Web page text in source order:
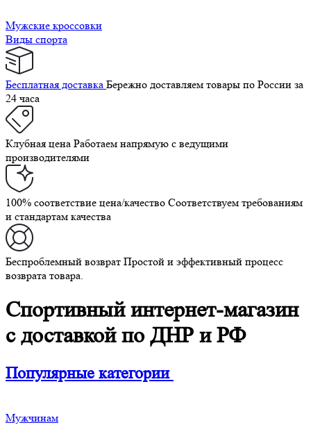
Мужские кроссовки
Виды спорта
Бесплатная доставка Бережно доставляем товары по России за
24 часа
Клубная цена Работаем напрямую с ведущими
производителями
100% соответствие цена/качество Соответствуем требованиям
и стандартам качества
Беспроблемный возврат Простой и эффективный процесс
возврата товара.
Спортивный интернет-магазин
с доставкой по ДНР и РФ
Популярные категории
Мужчинам